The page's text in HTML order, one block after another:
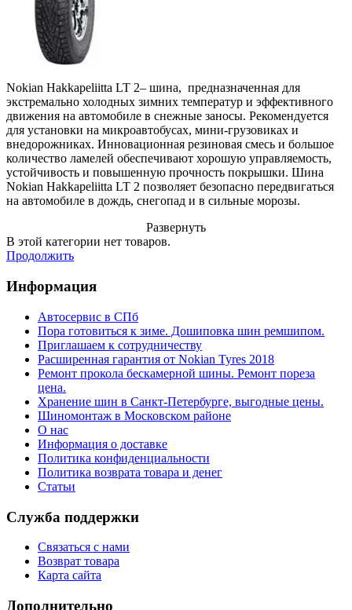
Nokian Hakkapeliitta LT 2– шина, предназначенная для
экстремально холодных зимних температур и эффективного
движения на автомобиле в снежные заносы. Рекомендуется
для установки на микроавтобусах, мини-грузовиках и
внедорожниках. Инновационная резиновая смесь и большое
количество ламелей обеспечивают хорошую управляемость,
устойчивость и повышенную прочность покрышки. Шина
Nokian Hakkapeliitta LT 2 позволяет безопасно передвигаться
на автомобиле в дождь, снегопад и в сильные морозы.
Развернуть
В этой категории нет товаров.
Продолжить
Информация
Автосервис в СПб
Пора готовиться к зиме. Дошиповка шин ремшипом.
Приглашаем к сотрудничеству
Расширенная гарантия от Nokian Tyres 2018
Ремонт прокола бескамерной шины. Ремонт пореза
цена.
Хранение шин в Санкт-Петербурге, выгодные цены.
Шиномонтаж в Московском районе
О нас
Информация о доставке
Политика конфиденциальности
Политика возврата товара и денег
Статьи
Служба поддержки
Связаться с нами
Возврат товара
Карта сайта
Дополнительно